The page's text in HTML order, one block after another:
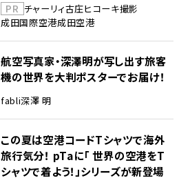
PR チャーリィ古庄ヒコーキ撮影
成田国際空港成田空港
航空写真家・深澤明が写し出す旅客
機の世界を大判ポスターでお届け！
fabli深澤 明
この夏は空港コードTシャツで海外
旅行気分！ pTaに「 世界の空港をT
シャツで着よう！」シリーズが新登場